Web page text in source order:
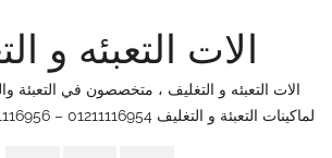
الات التعبئه و
الات التعبئه و التغليف ، متخصصون في التعبئة
لماكينات التعبئة و التغليف 01211116954 – 01211116956 – 01211116958